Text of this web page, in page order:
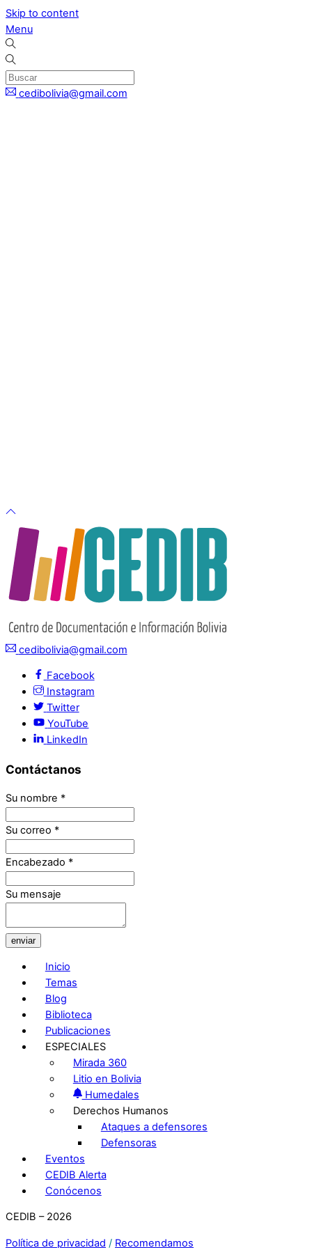
Skip to content
Menu
cedibolivia@gmail.com
cedibolivia@gmail.com
Facebook
Instagram
Twitter
YouTube
LinkedIn
Contáctanos
Su nombre *
Su correo *
Encabezado *
Su mensaje
enviar
Inicio
Temas
Blog
Biblioteca
Publicaciones
ESPECIALES
Mirada 360
Litio en Bolivia
Humedales
Derechos Humanos
Ataques a defensores
Defensoras
Eventos
CEDIB Alerta
Conócenos
CEDIB – 2026
Política de privacidad / Recomendamos